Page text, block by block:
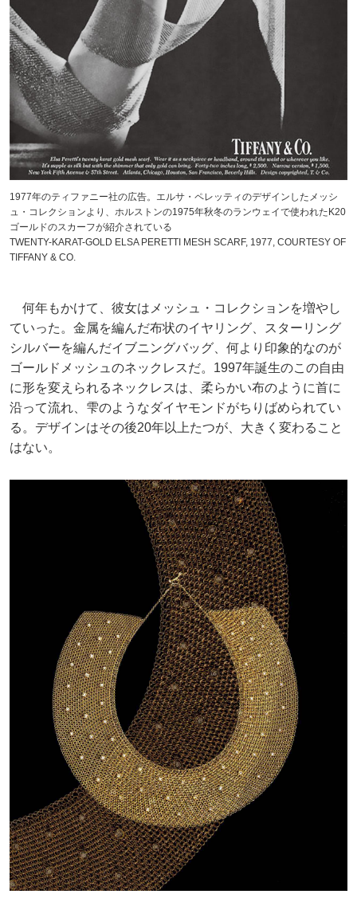
1977年のティファニー社の広告。エルサ・ペレッティのデザインしたメッシ
ュ・コレクションより、ホルストンの1975年秋冬のランウェイで使われたK20
ゴールドのスカーフが紹介されている
TWENTY-KARAT-GOLD ELSA PERETTI MESH SCARF, 1977, COURTESY OF
TIFFANY & CO.
何年もかけて、彼女はメッシュ・コレクションを増やし
ていった。金属を編んだ布状のイヤリング、スターリング
シルバーを編んだイブニングバッグ、何より印象的なのが
ゴールドメッシュのネックレスだ。1997年誕生のこの自由
に形を変えられるネックレスは、柔らかい布のように首に
沿って流れ、雫のようなダイヤモンドがちりばめられてい
る。デザインはその後20年以上たつが、大きく変わること
はない。